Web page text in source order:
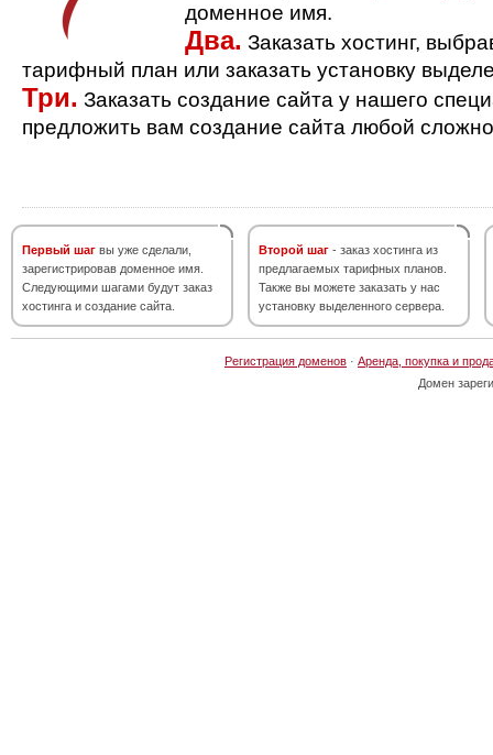
доменное имя.
Два. Заказать хостинг,
тарифный план или заказать установку
Три. Заказать создание сайта у нашего
предложить вам создание сайта любой
Первый шаг вы уже сделали,
зарегистрировав доменное имя.
Следующими шагами будут заказ
хостинга и создание сайта.
Второй шаг - заказ хостинга из
предлагаемых тарифных планов.
Также вы можете заказать у нас
установку выделенного сервера.
Регистрация доменов · Аренда, покупка и
Домен